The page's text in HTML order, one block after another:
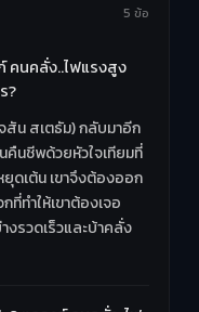
5 ข้อ
คนคลั่ง..ไฟแรงสูง
?
สัน สเตธัม) กลับมาอีก
นชีพด้วยหัวใจเทียมที่
ดเต้น เขาจึงต้องออก
ที่ทำให้เขาต้องเจอ
งรวดเร็วและบ้าคลั่ง